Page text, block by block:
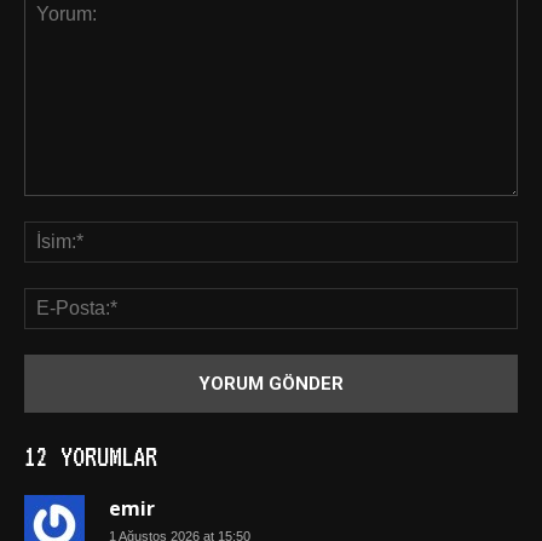
12 YORUMLAR
emir
1 Ağustos 2026 at 15:50